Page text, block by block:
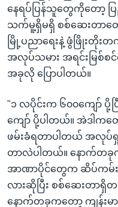
နေရပ်ပြန်သူတွေကိုတော့
သက်မူ့ရှိမရှိ စစ်ဆေးတာ
မြို့ပညာရေးနဲ့ ဖွံဖြိုးတိုးတက်
အလုပ်သမား အရင်းမြစ်စင်
အခုလို ပြောပါတယ်။
"၁‌ လပိုင်းက ၆၀၀ကျော် ပို့ပ
ကျော် ပို့ပါတယ်။ အဲဒါကတ
ဖမ်းခံရတာပါတယ် အလုပ်ရှ
တာလဲပါတယ်။ နောက်တ
အာဏာပိုင်တွေက ဆိပ်ကမ်
လားဆိုပြီး စစ်ဆေးတာရှိ
နောက်တခုကတော့ ကျန်းမ